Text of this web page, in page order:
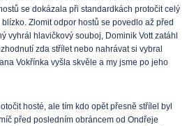
se dokázala při standardkách protočit celý
Zlomit odpor hostů se povedlo až před
vyhrál hlavičkový souboj, Dominik Vott zatáhl
zda střílet nebo nahrávat si vybral
Vokřínka vyšla skvěle a my jsme po jeho
hosté, ale tím kdo opět přesně střílel byl
před posledním obráncem od Ondřeje